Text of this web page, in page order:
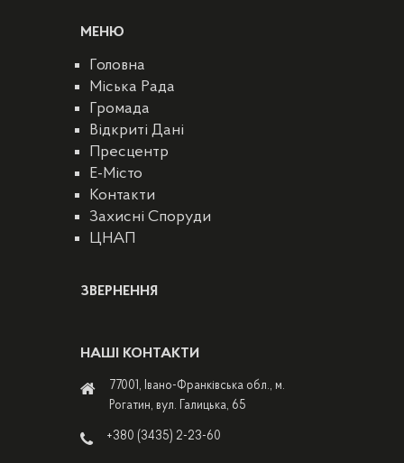
МЕНЮ
Головна
Міська Рада
Громада
Відкриті Дані
Пресцентр
E-Місто
Контакти
Захисні Споруди
ЦНАП
ЗВЕРНЕННЯ
НАШІ КОНТАКТИ
77001, Івано-Франківська обл., м.
Рогатин, вул. Галицька, 65
+380 (3435) 2-23-60